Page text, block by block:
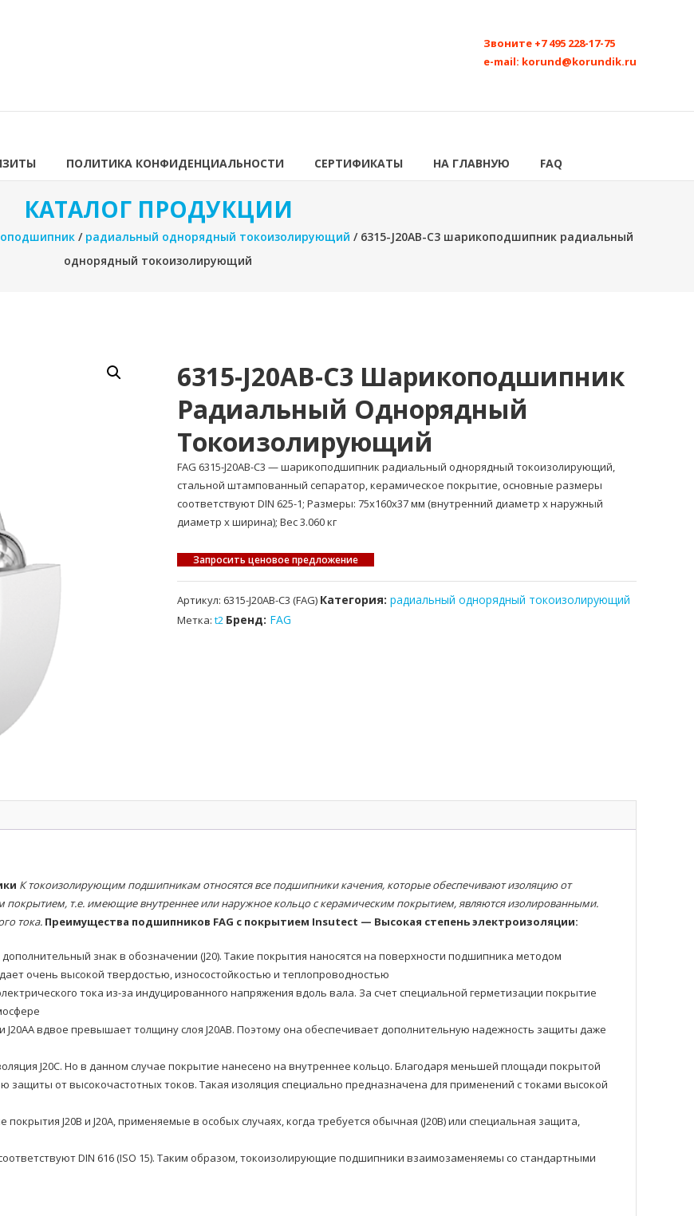
Звоните +7 495 228-17-75
e-mail: korund@korundik.ru
ПОЛИТИКА КОНФИДЕНЦИАЛЬНОСТИ СЕРТИФИКАТЫ НА ГЛАВНУЮ FAQ
КАТАЛОГ ПРОДУКЦИИ
/ радиальный однорядный токоизолирующий / 6315-J20AB-C3 шарикоподшипник радиальный
однорядный токоизолирующий
6315-J20AB-C3 Шарикоподшипник
Радиальный Однорядный
Токоизолирующий
FAG 6315-J20AB-C3 — шарикоподшипник радиальный однорядный токоизолирующий,
стальной штампованный сепаратор, керамическое покрытие, основные размеры
соответствуют DIN 625-1; Размеры: 75x160x37 мм (внутренний диаметр x наружный
диаметр x ширина); Вес 3.060 кг
Запросить ценовое предложение
Артикул: 6315-J20AB-C3 (FAG) Категория: радиальный однорядный токоизолирующий
Метка: t2 Бренд: FAG
К токоизолирующим подшипникам относятся все подшипники качения, которые обеспечивают изоляцию от
т.е. имеющие внутреннее или наружное кольцо с керамическим покрытием, являются изолированными.
тока. Преимущества подшипников FAG с покрытием Insutect — Высокая степень электроизоляции:
знак в обозначении (J20). Такие покрытия наносятся на поверхности подшипника методом
очень высокой твердостью, износостойкостью и теплопроводностью
тока из-за индуцированного напряжения вдоль вала. За счет специальной герметизации покрытие
вдвое превышает толщину слоя J20AB. Поэтому она обеспечивает дополнительную надежность защиты даже
J20C. Но в данном случае покрытие нанесено на внутреннее кольцо. Благодаря меньшей площади покрытой
от высокочастотных токов. Такая изоляция специально предназначена для применений с токами высокой
J20B и J20A, применяемые в особых случаях, когда требуется обычная (J20B) или специальная защита,
DIN 616 (ISO 15). Таким образом, токоизолирующие подшипники взаимозаменяемы со стандартными